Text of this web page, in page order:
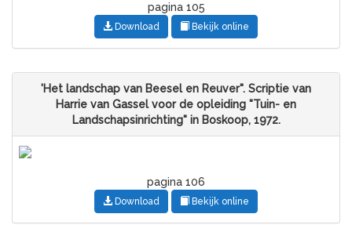
pagina 105
Download Bekijk online
'Het landschap van Beesel en Reuver". Scriptie van
Harrie van Gassel voor de opleiding "Tuin- en
Landschapsinrichting" in Boskoop, 1972.
pagina 106
Download Bekijk online